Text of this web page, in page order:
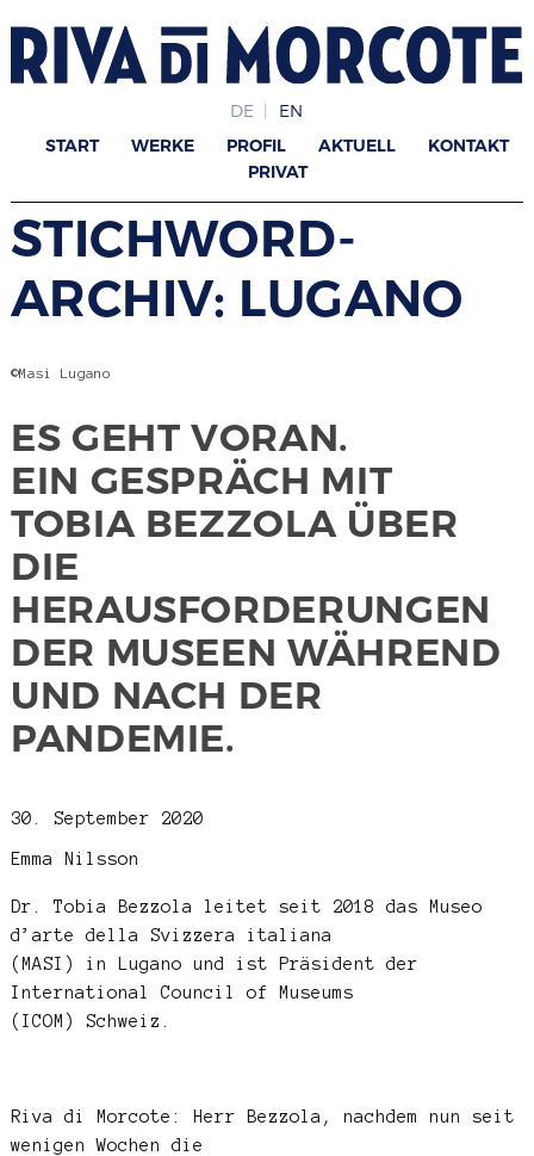
DE EN
START WERKE PROFIL AKTUELL
KONTAKT
PRIVAT
STICHWORD-
ARCHIV: LUGANO
©Masi Lugano
ES GEHT VORAN.
EIN GESPRÄCH MIT
TOBIA BEZZOLA ÜBER
DIE
HERAUSFORDERUNGEN
DER MUSEEN WÄHREND
UND NACH DER
PANDEMIE.
30. September 2020
Emma Nilsson
Dr. Tobia Bezzola leitet seit 2018 das Museo
d’arte della Svizzera italiana
(MASI) in Lugano und ist Präsident der
International Council of Museums
(ICOM) Schweiz.
Riva di Morcote: Herr Bezzola, nachdem nun seit
wenigen Wochen die